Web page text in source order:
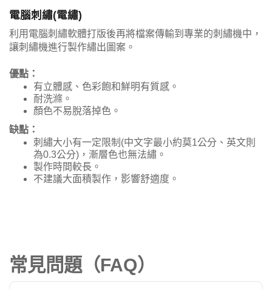
電腦刺繡(電繡)
利用電腦刺繡軟體打版後再將檔案傳輸到專業的刺繡機中，
讓刺繡機進行製作繡出圖案。
優點：
有立體感、色彩飽和鮮明有質感。
耐洗滌。
顏色不易脫落掉色。
缺點：
刺繡大小有一定限制(中文字最小約莫1公分、英文則
為0.3公分)，漸層色也無法繡。
製作時間較長。
不建議大面積製作，影響舒適度。
常見問題（FAQ）